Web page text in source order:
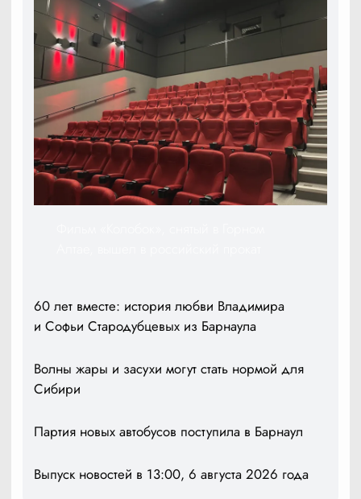
60 лет вместе: история любви Владимира
и Софьи Стародубцевых из Барнаула
Волны жары и засухи могут стать нормой для
Сибири
Партия новых автобусов поступила в Барнаул
Выпуск новостей в 13:00, 6 августа 2026 года